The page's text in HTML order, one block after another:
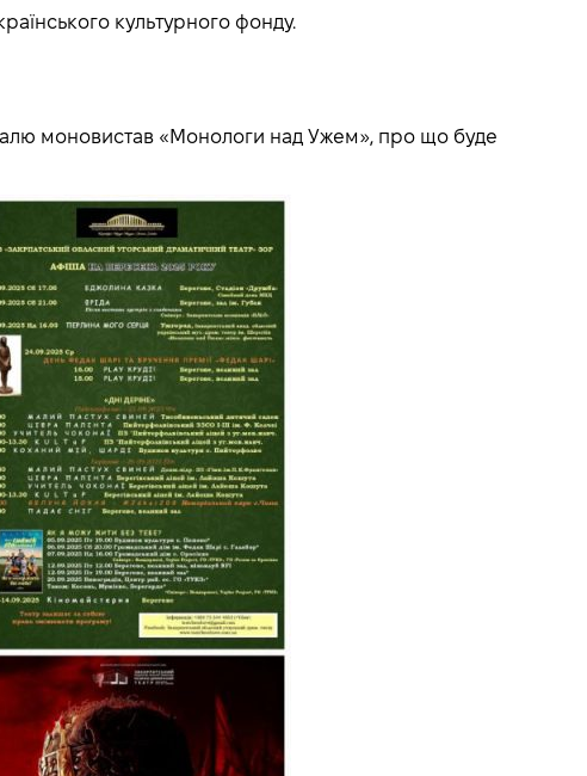
культурного фонду.
моновистав «Монологи над Ужем», про що буде